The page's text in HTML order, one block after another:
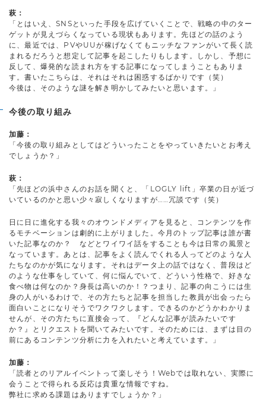
萩：
「とはいえ、SNSといった手段を広げていくことで、戦略の中のター
ゲットが見えづらくなっている現状もあります。先ほどの話のよう
に、最近では、PVやUUが稼げなくてもニッチなファンがいて長く読
まれるだろうと想定して記事を起こしたりもします。しかし、予想に
反して、爆発的な読まれ方をする記事になってしまうこともありま
す。書いたこちらは、それはそれは困惑するばかりです（笑）
今後は、そのような謎を解き明かしてみたいと思います。」
今後の取り組み
加藤：
「今後の取り組みとしてはどういったことをやっていきたいとお考え
でしょうか？」
萩：
「先ほどの浜中さんのお話を聞くと、「LOGLY lift」卒業の日が近づ
いているのかと思い少々寂しくなりますが……冗談です（笑）
日に日に進化する我々のオウンドメディアを見ると、コンテンツを作
るモチベーションは劇的に上がりました。今月のトップ記事は誰が書
いた記事なのか？ などとワイワイ話をすることも今は日常の風景と
なっています。あとは、記事をよく読んでくれる人ってどのような人
たちなのかが気になります。それはデータ上の話ではなく、普段はど
のような仕事をしていて、何に悩んでいて、どういう性格で、好きな
食べ物は何なのか？身長は高いのか！？つまり、記事の向こうには生
身の人がいるわけで、その方たちと記事を担当した教員が出会ったら
面白いことになりそうでワクワクします。できるのかどうかわかりま
せんが、その方たちに直接会って、『どんな記事が読みたいです
か？』とリクエストを聞いてみたいです。そのためには、まずは目の
前にあるコンテンツ分析に力を入れたいと考えています。」
加藤：
「読者とのリアルイベントって楽しそう！Webでは取れない、実際に
会うことで得られる反応は貴重な情報ですね。
弊社に求める課題はありますでしょうか？」